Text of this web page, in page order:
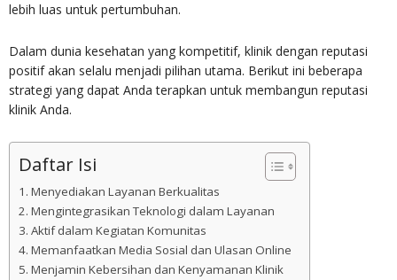
lebih luas untuk pertumbuhan.
Dalam dunia kesehatan yang kompetitif, klinik dengan reputasi
positif akan selalu menjadi pilihan utama. Berikut ini beberapa
strategi yang dapat Anda terapkan untuk membangun reputasi
klinik Anda.
Daftar Isi
Menyediakan Layanan Berkualitas
Mengintegrasikan Teknologi dalam Layanan
Aktif dalam Kegiatan Komunitas
Memanfaatkan Media Sosial dan Ulasan Online
Menjamin Kebersihan dan Kenyamanan Klinik